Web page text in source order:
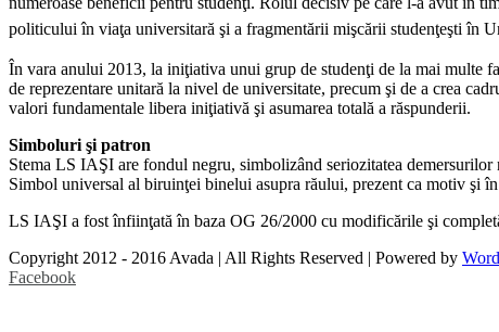
politicului în viaţa universitară şi a fragmentării mişcării studenţeşti în
În vara anului 2013, la iniţiativa unui grup de studenţi de la mai multe
de reprezentare unitară la nivel de universitate, precum şi de a crea
valori fundamentale libera iniţiativă şi asumarea totală a răspunderii.
Simboluri şi patron
Stema LS IAŞI are fondul negru, simbolizând seriozitatea
Simbol universal al biruinţei binelui asupra răului, prezent ca motiv şi
LS IAŞI a fost înfiinţată în baza OG 26/2000 cu modificările şi
Copyright 2012 - 2016 Avada | All Rights Reserved | Powered by
Facebook